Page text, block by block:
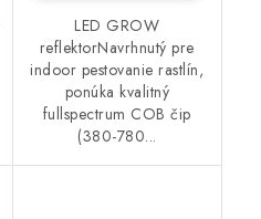
LED GROW
reflektorNavrhnutý pre
indoor pestovanie rastlín,
ponúka kvalitný
fullspectrum COB čip
(380-780...